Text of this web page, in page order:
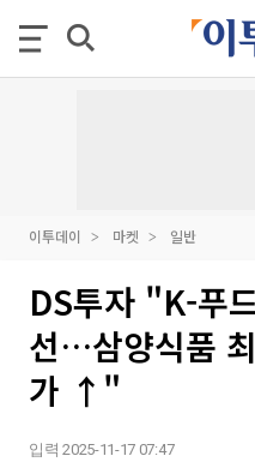
이투데이 마켓 일반
DS투자 "K-푸
선…삼양식품
가 ↑"
입력 2025-11-17 07:47